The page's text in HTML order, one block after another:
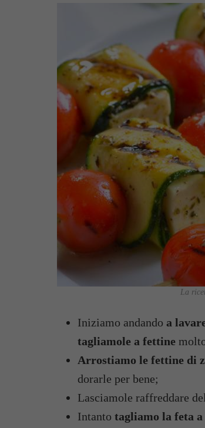
La
Iniziamo andando a
tagliamole a fettine
Arrostiamo le fettine di
dorarle per bene;
Lasciamole raffreddare
Intanto tagliamo la feta